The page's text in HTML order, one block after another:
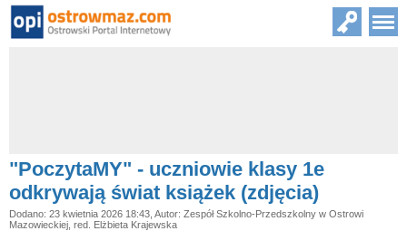
"PoczytaMY" - uczniowie klasy 1e
odkrywają świat książek (zdjęcia)
Dodano: 23 kwietnia 2026 18:43, Autor: Zespół Szkolno-Przedszkolny w Ostrowi
Mazowieckiej, red. Elżbieta Krajewska